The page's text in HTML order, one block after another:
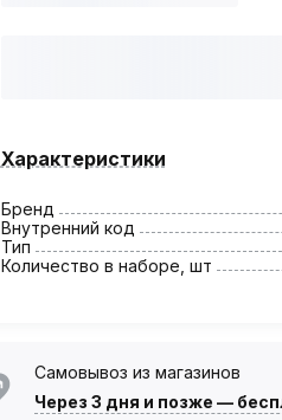
Характеристики
Бренд
Внутренний код
Тип
Количество в наборе, шт
Самовывоз из магазинов
Через 3 дня и позже —